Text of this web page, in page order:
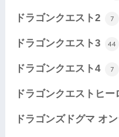
ドラゴンクエスト2 7
ドラゴンクエスト3 44
ドラゴンクエスト4 7
ドラゴンクエストヒ
ドラゴンズドグマ オ